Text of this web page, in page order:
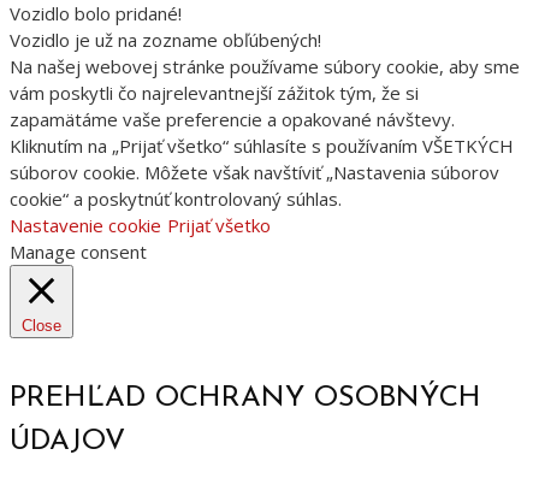
Vozidlo bolo pridané!
Vozidlo je už na zozname obľúbených!
Na našej webovej stránke používame súbory cookie, aby sme
vám poskytli čo najrelevantnejší zážitok tým, že si
zapamätáme vaše preferencie a opakované návštevy.
Kliknutím na „Prijať všetko“ súhlasíte s používaním VŠETKÝCH
súborov cookie. Môžete však navštíviť „Nastavenia súborov
cookie“ a poskytnúť kontrolovaný súhlas.
Nastavenie cookie Prijať všetko
Manage consent
Close
PREHĽAD OCHRANY OSOBNÝCH
ÚDAJOV